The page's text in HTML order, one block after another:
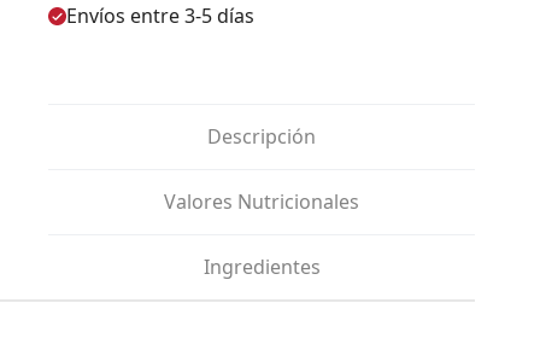
Envíos entre 3-5 días
Descripción
Valores Nutricionales
Ingredientes